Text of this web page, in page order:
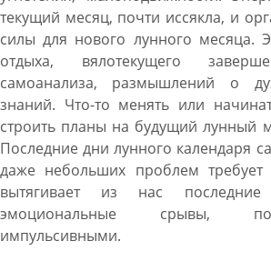
текущий месяц, почти иссякла, и
силы для нового лунного месяца.
отдыха, вялотекущего
самоанализа, размышлений о
знаний. Что-то менять или
строить планы на будущий лунный
Последние дни лунного календаря
даже небольших проблем
вытягивает из нас
эмоциональные срывы,
импульсивными.